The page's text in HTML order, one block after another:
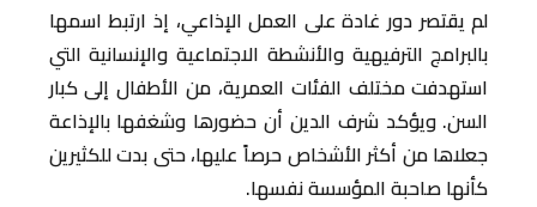
لم يقتصر دور غادة على العمل الإذاعي، إذ ارتبط اسمها
بالبرامج الترفيهية والأنشطة الاجتماعية والإنسانية التي
استهدفت مختلف الفئات العمرية، من الأطفال إلى كبار
السن. ويؤكد شرف الدين أن حضورها وشغفها بالإذاعة
جعلاها من أكثر الأشخاص حرصاً عليها، حتى بدت للكثيرين
كأنها صاحبة المؤسسة نفسها.